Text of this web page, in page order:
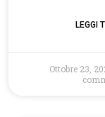
LEGGI
Ottobre 23,